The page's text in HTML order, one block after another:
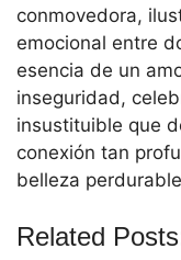
conmovedora,
emocional entre
esencia de un
inseguridad,
insustituible que
conexión tan
belleza
Related